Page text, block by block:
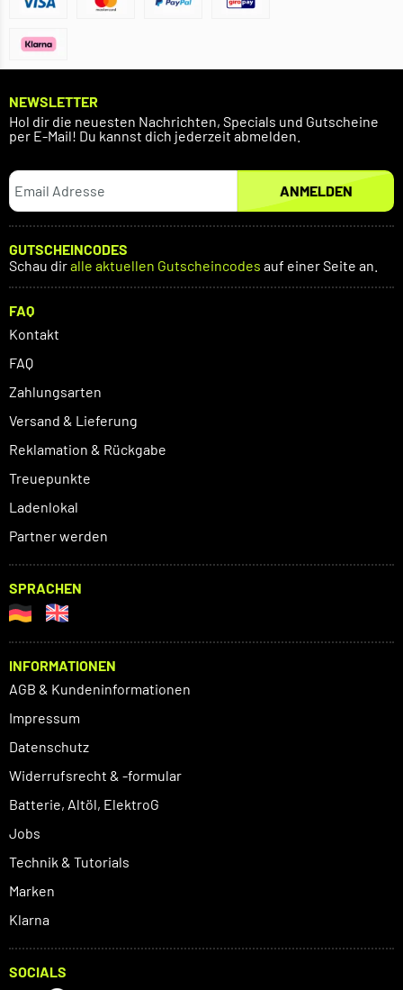
NEWSLETTER
Hol dir die neuesten Nachrichten, Specials und Gutscheine
per E-Mail! Du kannst dich jederzeit abmelden.
ANMELDEN
GUTSCHEINCODES
Schau diralle aktuellen Gutscheincodes auf einer Seite an.
FAQ
Kontakt
FAQ
Zahlungsarten
Versand & Lieferung
Reklamation & Rückgabe
Treuepunkte
Ladenlokal
Partner werden
SPRACHEN
INFORMATIONEN
AGB & Kundeninformationen
Impressum
Datenschutz
Widerrufsrecht & -formular
Batterie, Altöl, ElektroG
Jobs
Technik & Tutorials
Marken
Klarna
SOCIALS